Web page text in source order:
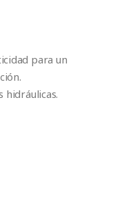
para un
hidráulicas.